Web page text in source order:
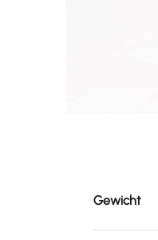
Gewicht